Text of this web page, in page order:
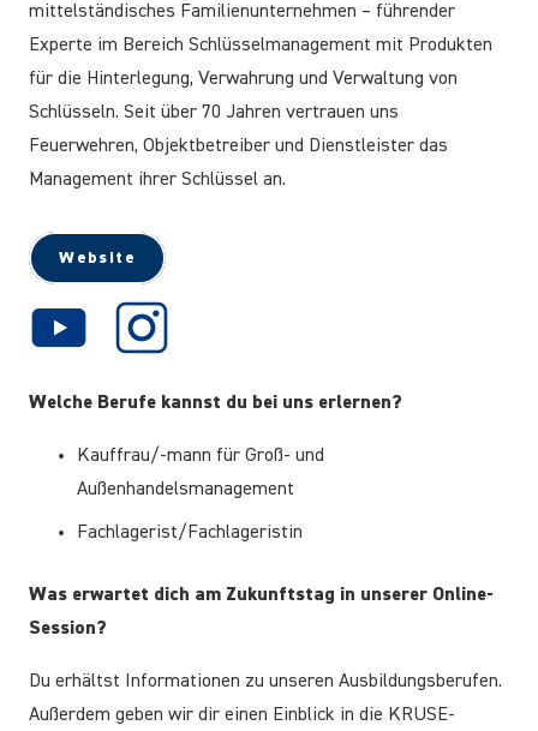
mittelständisches Familienunternehmen – führender
Experte im Bereich Schlüsselmanagement mit Produkten
für die Hinterlegung, Verwahrung und Verwaltung von
Schlüsseln. Seit über 70 Jahren vertrauen uns
Feuerwehren, Objektbetreiber und Dienstleister das
Management ihrer Schlüssel an.
Website
Welche Berufe kannst du bei uns erlernen?
Kauffrau/-mann für Groß- und
Außenhandelsmanagement
Fachlagerist/Fachlageristin
Was erwartet dich am Zukunftstag in unserer Online-
Session?
Du erhältst Informationen zu unseren Ausbildungsberufen.
Außerdem geben wir dir einen Einblick in die KRUSE-